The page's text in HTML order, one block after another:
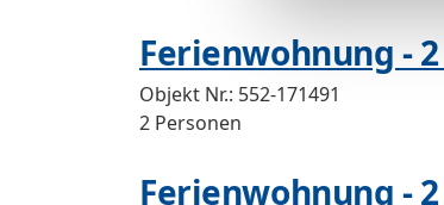
Ferienwohnung -
Objekt Nr.: 552-171491
2 Personen
Ferienwohnung -